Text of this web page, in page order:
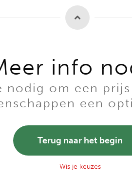
info
nodig om een
een
Terug naar het begin
Wis je keuzes